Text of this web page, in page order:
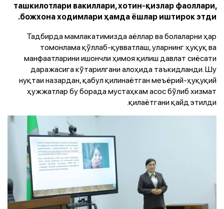
ташкилотлари вакиллари, хотин-қизлар фаоллари,
божхона ходимлари ҳамда ёшлар иштирок этди.
Тадбирда мамлакатимизда аёллар ва болаларни ҳар
томонлама қўллаб-қувватлаш, уларнинг ҳуқуқ ва
манфаатларини ишончли ҳимоя қилиш давлат сиёсати
даражасига кўтарилгани алоҳида таъкидланди. Шу
нуқтаи назардан, қабул қилинаётган меъёрий-ҳуқуқий
ҳужжатлар бу борада мустаҳкам асос бўлиб хизмат
қилаётгани қайд этилди.